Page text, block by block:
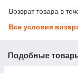
Возврат товара в
Все условия
Подобные